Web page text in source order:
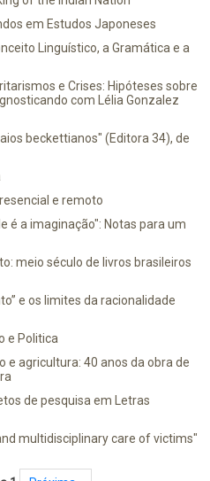
em Estudos Japoneses
Linguístico, a Gramática e a
e Crises: Hipóteses sobre
com Lélia Gonzalez
beckettianos" (Editora 34), de
e remoto
é a imaginação": Notas para um
meio século de livros brasileiros
e os limites da racionalidade
e Politica
e agricultura: 40 anos da obra de
de pesquisa em Letras
multidisciplinary care of victims"